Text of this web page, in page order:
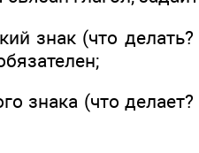
знак (что делать?
знака (что делает?